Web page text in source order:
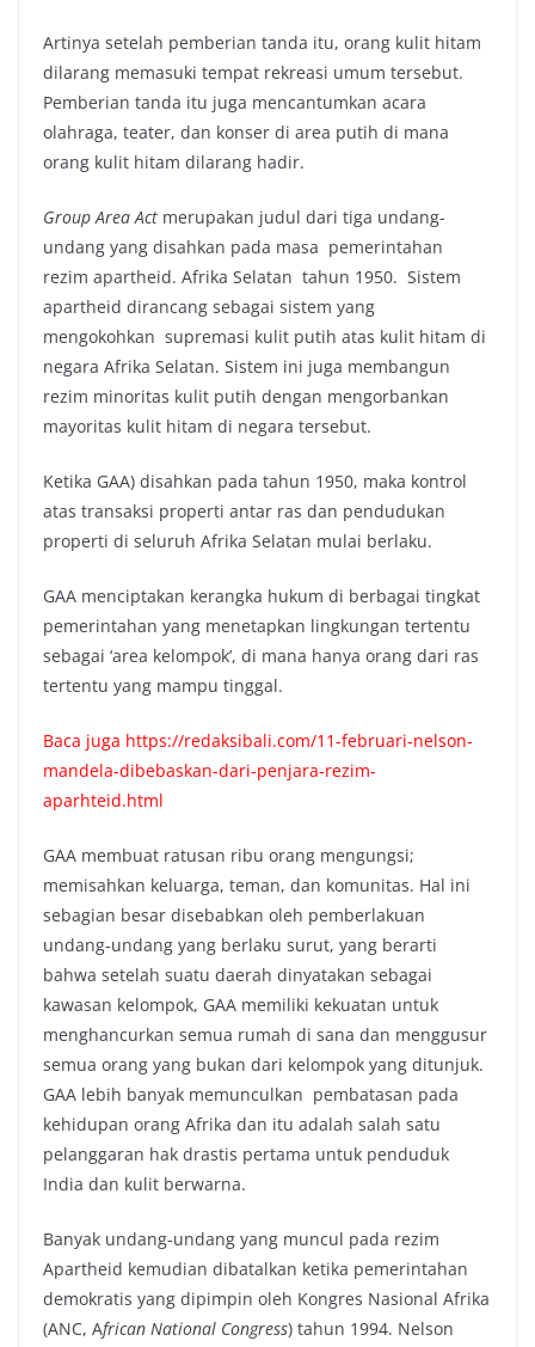
Artinya setelah pemberian tanda itu, orang kulit hitam
dilarang memasuki tempat rekreasi umum tersebut.
Pemberian tanda itu juga mencantumkan acara
olahraga, teater, dan konser di area putih di mana
orang kulit hitam dilarang hadir.
Group Area Act merupakan judul dari tiga undang-
undang yang disahkan pada masa pemerintahan
rezim apartheid. Afrika Selatan tahun 1950. Sistem
apartheid dirancang sebagai sistem yang
mengokohkan supremasi kulit putih atas kulit hitam di
negara Afrika Selatan. Sistem ini juga membangun
rezim minoritas kulit putih dengan mengorbankan
mayoritas kulit hitam di negara tersebut.
Ketika GAA) disahkan pada tahun 1950, maka kontrol
atas transaksi properti antar ras dan pendudukan
properti di seluruh Afrika Selatan mulai berlaku.
GAA menciptakan kerangka hukum di berbagai tingkat
pemerintahan yang menetapkan lingkungan tertentu
sebagai ‘area kelompok’, di mana hanya orang dari ras
tertentu yang mampu tinggal.
Baca juga https://redaksibali.com/11-februari-nelson-
mandela-dibebaskan-dari-penjara-rezim-
aparhteid.html
GAA membuat ratusan ribu orang mengungsi;
memisahkan keluarga, teman, dan komunitas. Hal ini
sebagian besar disebabkan oleh pemberlakuan
undang-undang yang berlaku surut, yang berarti
bahwa setelah suatu daerah dinyatakan sebagai
kawasan kelompok, GAA memiliki kekuatan untuk
menghancurkan semua rumah di sana dan menggusur
semua orang yang bukan dari kelompok yang ditunjuk.
GAA lebih banyak memunculkan pembatasan pada
kehidupan orang Afrika dan itu adalah salah satu
pelanggaran hak drastis pertama untuk penduduk
India dan kulit berwarna.
Banyak undang-undang yang muncul pada rezim
Apartheid kemudian dibatalkan ketika pemerintahan
demokratis yang dipimpin oleh Kongres Nasional Afrika
(ANC, African National Congress) tahun 1994. Nelson